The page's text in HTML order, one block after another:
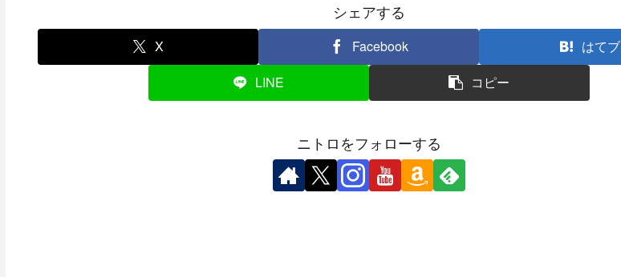
シェアする
X Facebook
はてブ
LINE
コピー
ニトロをフォローする